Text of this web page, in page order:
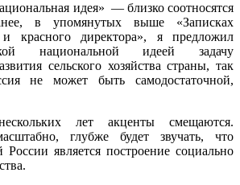
идея» — близко соотносятся
в упомянутых выше «Записках
и красного директора», я предложил
национальной идеей задачу
сельского хозяйства страны, так
не может быть самодостаточной,
лет акценты смещаются.
глубже будет звучать, что
России является построение социально